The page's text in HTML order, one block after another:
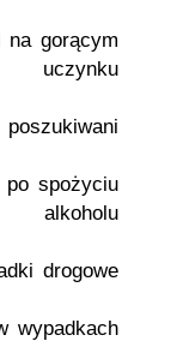
na gorącym
uczynku
po spożyciu
alkoholu
drogowe
wypadkach